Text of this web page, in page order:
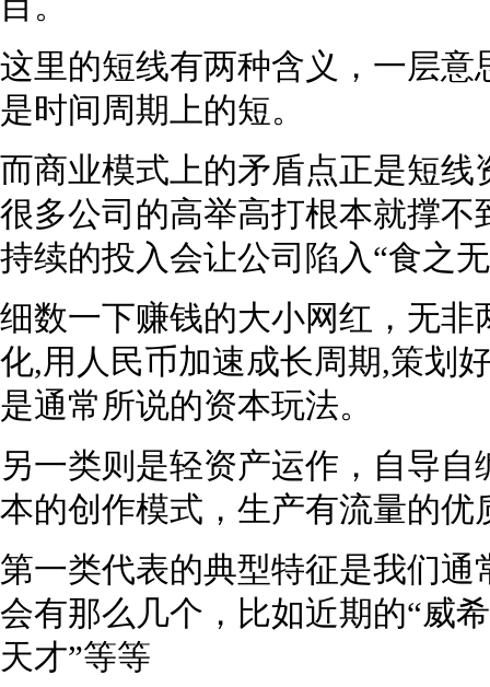
这里的短线有两种含义，一层
是时间周期上的短。
而商业模式上的矛盾点正是短
很多公司的高举高打根本就撑
持续的投入会让公司陷入“食之
细数一下赚钱的大小网红，无
化,用人民币加速成长周期,策划
是通常所说的资本玩法。
另一类则是轻资产运作，自导
本的创作模式，生产有流量的
第一类代表的典型特征是我们
会有那么几个，比如近期的“威
天才”等等